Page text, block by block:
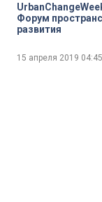
Форум
развития
15 апреля 2019 04:45